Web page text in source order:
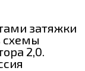
затяжки
схемы
2,0.